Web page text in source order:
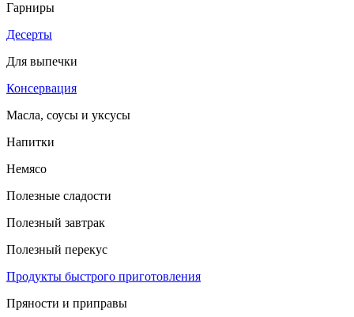
Гарниры
Десерты
Для выпечки
Консервация
Масла, соусы и уксусы
Напитки
Немясо
Полезные сладости
Полезный завтрак
Полезный перекус
Продукты быстрого приготовления
Пряности и приправы